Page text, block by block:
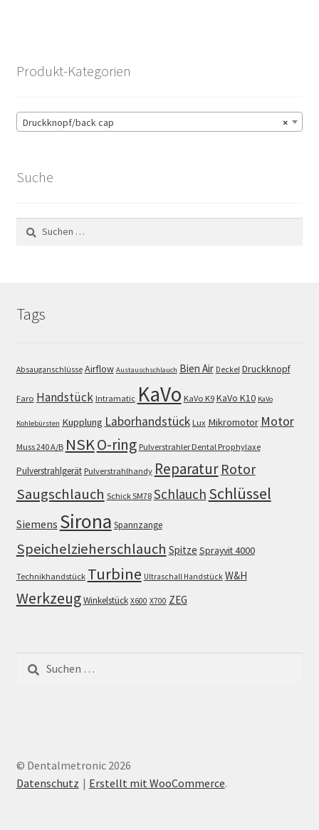
Produkt-Kategorien
×
Druckknopf/back cap
Suche
Suchen
nach:
Tags
Absauganschlüsse Airflow Austauschschlauch Bien Air Deckel Druckknopf
Faro Handstück Intramatic KaVo KaVo K9 KaVo K10 KaVo
Kohlebürsten Kupplung Laborhandstück Lux Mikromotor Motor
Muss 240 A/B NSKO-ring Pulverstrahler Dental Prophylaxe
Pulverstrahlgerät Pulverstrahlhandy Reparatur Rotor
Saugschlauch Schick SM78 Schlauch Schlüssel
Siemens Sirona Spannzange
Speichelzieherschlauch Spitze Sprayvit 4000
Technikhandstück Turbine Ultraschall Handstück W&H
WerkzeugWinkelstück X600 X700 ZEG
Suchen
nach:
© Dentalmetronic 2026
Datenschutz
Erstellt mit WooCommerce.